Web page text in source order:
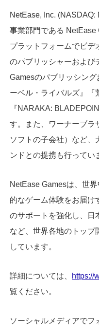
NetEase, Inc.
事業部門である
プラットフォームでビデ
のパブリッシャーおよび
Gamesのパブリッシン
ーベル・ライバルズ』『
『NARAKA:
す。また、ワーナーブラ
ソフトの子会社）など、
ンドとの提携も行ってい
NetEase Gamesは、世
的なゲーム体験をお届け
のサポートを強化し、日
など、世界各地のトップ
しています。
詳細については、 https://
覧ください。
ソーシャルメディアでフ